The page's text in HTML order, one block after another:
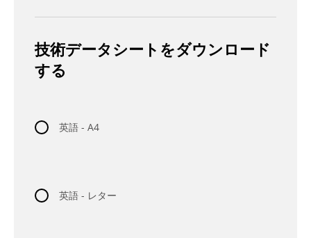
技術データシートをダウンロード
する
英語 - A4
英語 - レター